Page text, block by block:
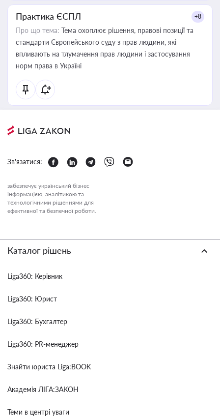
Практика ЄСПЛ +8
Про що тема: Тема охоплює рішення, правові позиції та
стандарти Європейського суду з прав людини, які
впливають на тлумачення прав людини і застосування
норм права в Україні
Зв'язатися:
забезпечує український бізнес
інформацією, аналітикою та
технологічними рішеннями для
ефективної та безпечної роботи.
Каталог рішень
Liga360: Керівник
Liga360: Юрист
Liga360: Бухгалтер
Liga360: PR-менеджер
Знайти юриста Liga:BOOK
Академія ЛІГА:ЗАКОН
Теми в центрі уваги